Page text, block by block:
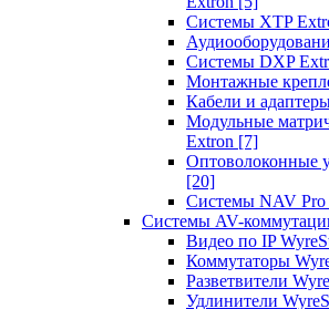
Системы XTP
Системы DXP
Монтажные
Кабели и
Модульные
Extron [7]
Оптоволоконные
[20]
Системы NAV Pro
Системы AV-
Видео по IP
Коммутаторы
Разветвители
Удлинители